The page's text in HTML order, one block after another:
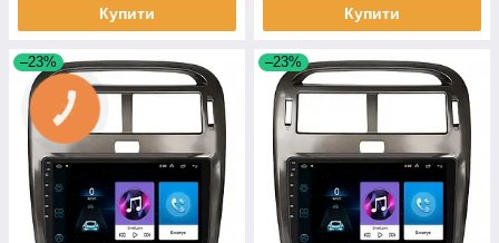
Купити Купити
–23% –23%